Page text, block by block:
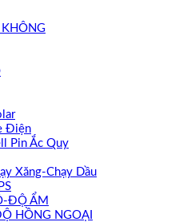
Điện
Pin Ắc Quy
Xăng-Chạy Dầu
ĐỘ ẨM
HỒNG NGOẠI